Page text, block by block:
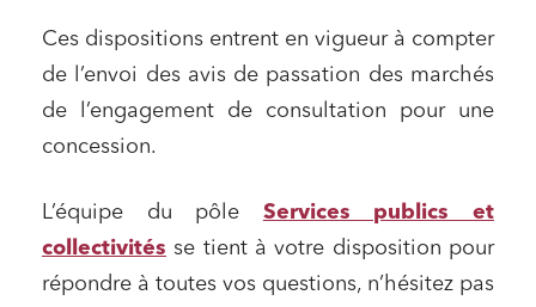
Ces dispositions entrent en vigueur à compter
de l’envoi des avis de passation des marchés
de l’engagement de consultation pour une
concession.
L’équipe du pôle Services publics et
collectivités se tient à votre disposition pour
répondre à toutes vos questions, n’hésitez pas